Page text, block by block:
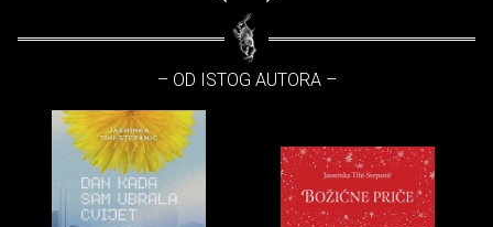
– OD ISTOG AUTORA –